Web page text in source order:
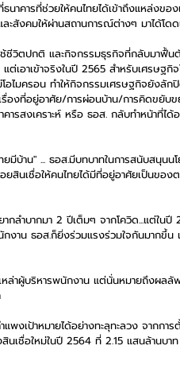
าคารที่ช่วยให้คนไทยได้เข้าถึงแหล่งขอ
สังคมให้ผ่านสถานการณ์ต่างๆ มาได้โด
ชีวิตปกติ และกิจกรรมธุรกิจที่กลับมาฟื้น
เอาเข้าจริงในปี 2565 สำหรับเศรษฐกิ
ไมครอน ทำให้กิจกรรมเศรษฐกิจยังลัก
องที่อยู่อาศัย/การผ่อนบ้าน/การคิดขยับ
คารสงเคราะห์ หรือ ธอส. กลับทำหน้าที่
มีบ้าน" ... ธอส.มีบทบาทในการสนับสนุน
นเชื่อให้คนไทยได้มีที่อยู่อาศัยเป็นของ
กลำบากมา 2 ปีเต็มๆ จากโควิด...แต่ใน
น ธอส.ก็ยิ่งร่วมแรงร่วมใจกันมากขึ้น
ล่าผู้บริหารพนักงาน แต่นั่นหมายถึงผลลั
งเป้าหมายได้อย่างทะลุทะลวง จากการ
ชื่อใหม่ในปี 2564 ที่ 2.15 แสนล้านบา